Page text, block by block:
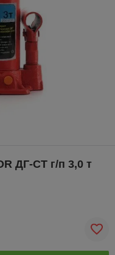
ДГ-CT г/п 3,0 т